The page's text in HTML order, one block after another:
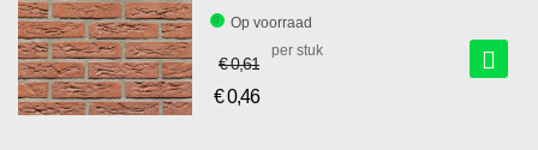
Op voorraad
€ 0,61
€ 0,46
per stuk